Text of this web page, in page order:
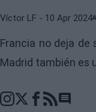
Víctor LF - 10 Apr 2024
Francia no deja de
Madrid también es
Go to